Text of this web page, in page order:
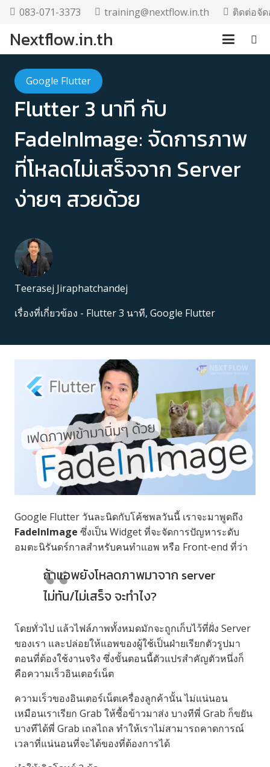
083-071-3373 training@nextflow.in.th ติดต่อจั
Nextflow.in.th
Google Flutter
Flutter 3 นาที กับ
FadeInImage: จัดการภาพ
ที่โหลดไม่เสร็จจาก Server
ง่ายๆ สวยด้วย
Teerasej Jiraphatchandej
เรื่องที่เกี่ยวข้อง - Flutter 3 นาที, Google Flutter
Google Flutter วันละนิดกับโค้ชพลวันนี้ เราจะมาพูดถึง
FadeInImage ซึ่งเป็น Widget ที่จะจัดการปัญหาระดับ
อมตะนิรันดร์กาลสำหรับคนทำแอพ หรือ Front-end ที่ว่า
ถ้าแอพยังโหลดภาพมาจาก server
ไม่ทัน/ไม่เสร็จ จะทำไง?
โดยทั่วไป แล้วไฟล์ภาพทั้งหมดมักจะถูกเก็บไว้ที่ฝั่ง Server
ของเรา และปล่อยให้แอพของผู้ใช้เป็นฝ่ายเรียกตัวรูปมา
ตอนที่ต้องใช้งานจริง ซึ่งขั้นตอนนี้ตัวแปรสำคัญตัวหนึ่งก็
คือความเร็วอินเตอร์เน็ต
ความเร็วของอินเตอร์เน็ตเครื่องลูกค้านั้น ไม่แน่นอน
เหมือนเราเรียก Grab ให้ซื้อข้าวมาส่ง บางทีพี่ Grab ก็ขยัน
บางทีได้พี่ Grab เถลไถล ทำให้เราไม่สามารถคาดการณ์
เวลาที่แน่นอนที่จะได้ของที่ต้องการได้